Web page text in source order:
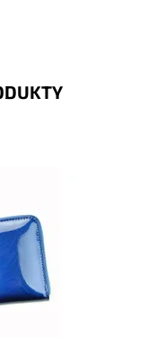
která obsahově